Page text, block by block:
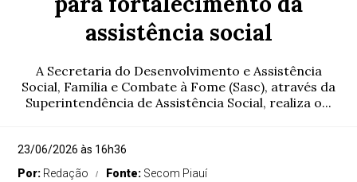
assistência social
A Secretaria do Desenvolvimento e Assistência
Social, Família e Combate à Fome (Sasc), através da
Superintendência de Assistência Social, realiza o...
23/06/2026 às 16h36
Por: Redação Fonte: Secom Piauí